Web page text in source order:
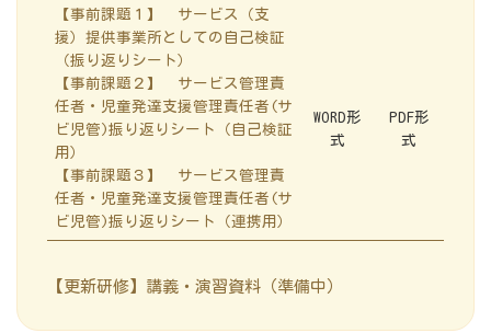
【事前課題１】 サービス（支
援）提供事業所としての自己検証
（振り返りシート）
【事前課題２】 サービス管理責
任者・児童発達支援管理責任者(サ
ビ児管)振り返りシート（自己検証
用）
【事前課題３】 サービス管理責
任者・児童発達支援管理責任者(サ
ビ児管)振り返りシート（連携用）
WORD形
式
PDF形
式
【更新研修】講義・演習資料（準備中）